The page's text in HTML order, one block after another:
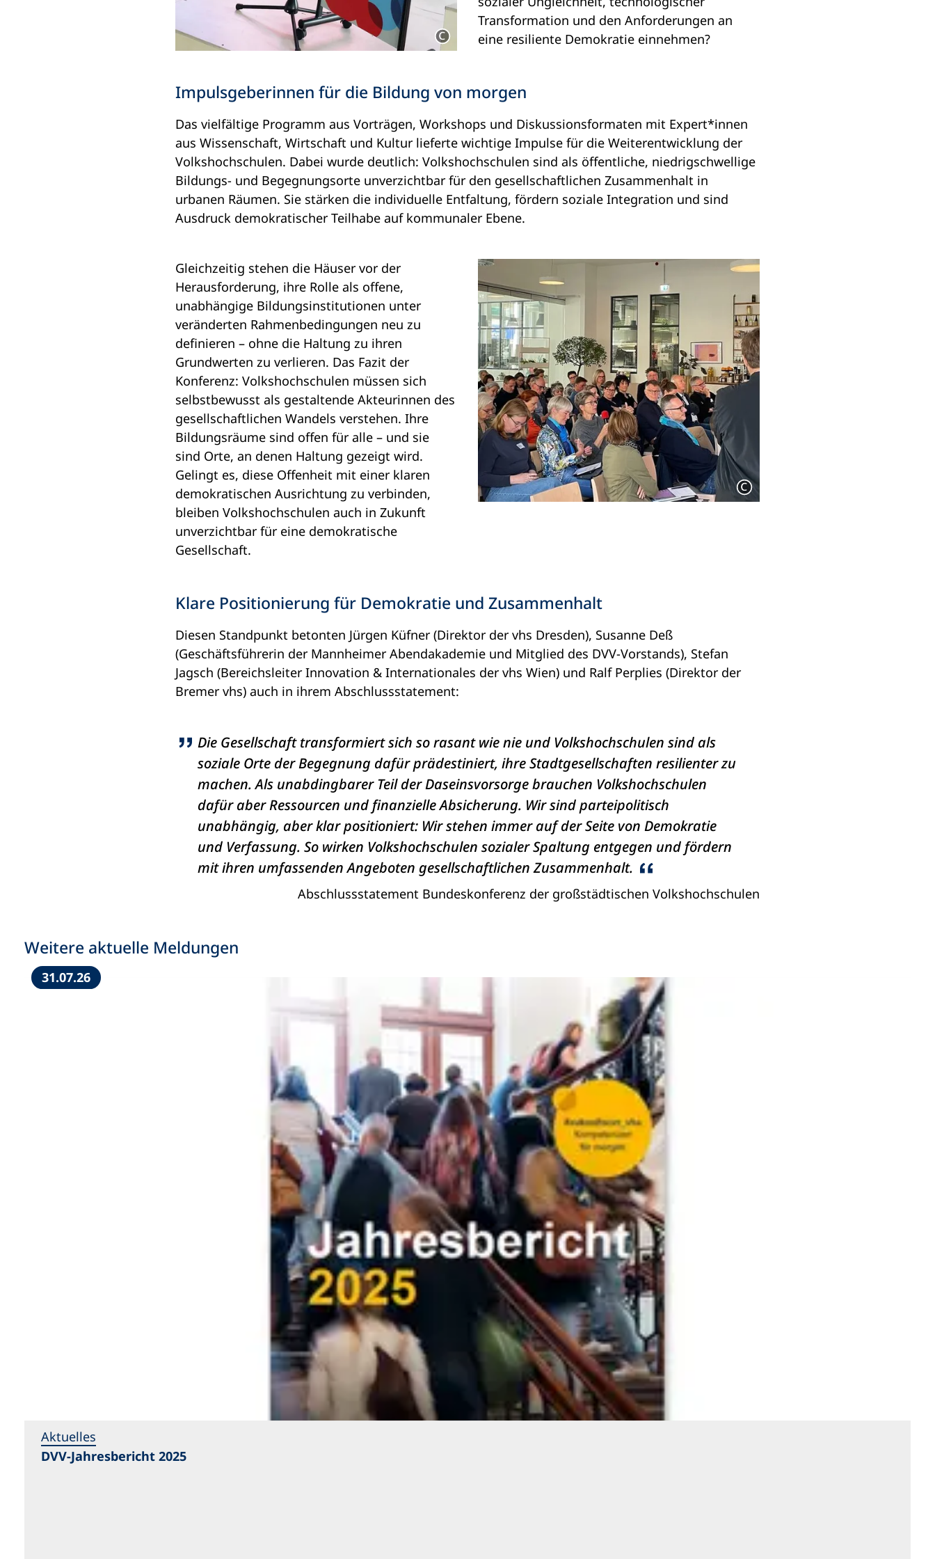
Transformation und den Anforderungen an
eine resiliente Demokratie einnehmen?
Impulsgeberinnen für die Bildung von morgen
Das vielfältige Programm aus Vorträgen, Workshops und Diskussionsformaten mit Expert*innen
aus Wissenschaft, Wirtschaft und Kultur lieferte wichtige Impulse für die Weiterentwicklung der
Volkshochschulen. Dabei wurde deutlich: Volkshochschulen sind als öffentliche, niedrigschwellige
Bildungs- und Begegnungsorte unverzichtbar für den gesellschaftlichen Zusammenhalt in
urbanen Räumen. Sie stärken die individuelle Entfaltung, fördern soziale Integration und sind
Ausdruck demokratischer Teilhabe auf kommunaler Ebene.
Gleichzeitig stehen die Häuser vor der
Herausforderung, ihre Rolle als offene,
unabhängige Bildungsinstitutionen unter
veränderten Rahmenbedingungen neu zu
definieren – ohne die Haltung zu ihren
Grundwerten zu verlieren. Das Fazit der
Konferenz: Volkshochschulen müssen sich
selbstbewusst als gestaltende Akteurinnen des
gesellschaftlichen Wandels verstehen. Ihre
Bildungsräume sind offen für alle – und sie
sind Orte, an denen Haltung gezeigt wird.
Gelingt es, diese Offenheit mit einer klaren
demokratischen Ausrichtung zu verbinden,
bleiben Volkshochschulen auch in Zukunft
unverzichtbar für eine demokratische
Gesellschaft.
Klare Positionierung für Demokratie und Zusammenhalt
Diesen Standpunkt betonten Jürgen Küfner (Direktor der vhs Dresden), Susanne Deß
(Geschäftsführerin der Mannheimer Abendakademie und Mitglied des DVV-Vorstands), Stefan
Jagsch (Bereichsleiter Innovation & Internationales der vhs Wien) und Ralf Perplies (Direktor der
Bremer vhs) auch in ihrem Abschlussstatement:
Die Gesellschaft transformiert sich so rasant wie nie und Volkshochschulen sind als
soziale Orte der Begegnung dafür prädestiniert, ihre Stadtgesellschaften resilienter zu
machen. Als unabdingbarer Teil der Daseinsvorsorge brauchen Volkshochschulen
dafür aber Ressourcen und finanzielle Absicherung. Wir sind parteipolitisch
unabhängig, aber klar positioniert: Wir stehen immer auf der Seite von Demokratie
und Verfassung. So wirken Volkshochschulen sozialer Spaltung entgegen und fördern
mit ihren umfassenden Angeboten gesellschaftlichen Zusammenhalt.
Abschlussstatement Bundeskonferenz der großstädtischen Volkshochschulen
Weitere aktuelle Meldungen
31.07.26
Aktuelles
DVV-Jahresbericht 2025